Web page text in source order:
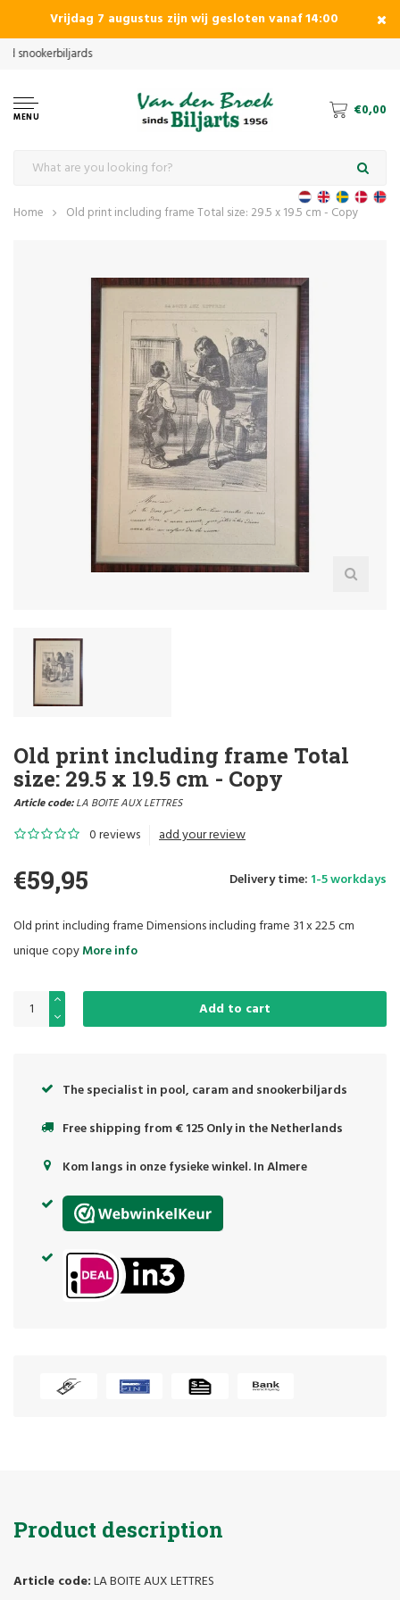
Vrijdag 7 augustus zijn wij gesloten vanaf 14:00
MENU €0,00
Home Old print including frame Total size: 29.5 x 19.5 cm - Copy
Old print including frame Total
size: 29.5 x 19.5 cm - Copy
Article code:LA BOITE AUX LETTRES
0 reviews add your review
€59,95 Delivery time: 1-5 workdays
Old print including frame Dimensions including frame 31 x 22.5 cm
unique copyMore info
Add to cart
The specialist in pool, caram and snookerbiljards
Free shipping from € 125 Only in the Netherlands
Kom langs in onze fysieke winkel. In Almere
Product description
Article code:LA BOITE AUX LETTRES